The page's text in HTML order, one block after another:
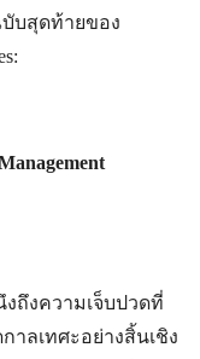
บสุดท้ายของ
ถึงความเจ็บปวดที่
ลเทศะอย่างสิ้นเชิง